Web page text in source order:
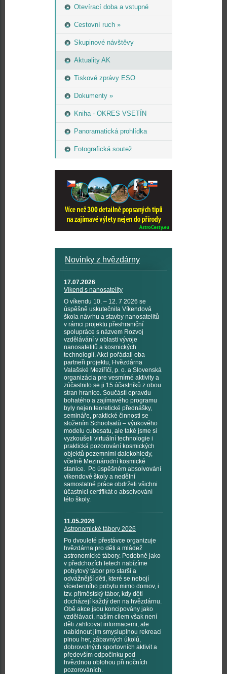
Otevírací doba a vstupné
Cestovní ruch »
Skupinové návštěvy
Aktuality AK
Tiskové zprávy ESO
Dokumenty »
Kniha - OKRES VSETÍN
Panoramatická prohlídka
Fotografická soutež
Novinky z hvězdárny
17.07.2026
Víkend s nanosatelity
O víkendu 10. – 12. 7 2026 se
úspěšně uskutečnila Víkendová
škola návrhu a stavby nanosatelitů
v rámci projektu přeshraniční
spolupráce s názvem Rozvoj
vzdělávání v oblasti vývoje
nanosatelitů a kosmických
technologií. Akci pořádali oba
partneři projektu, Hvězdárna
Valašské Meziříčí, p. o. a Slovenská
organizácia pre vesmírné aktivity a
zúčastnilo se ji 15 účastníků z obou
stran hranice. Součástí opravdu
bohatého a zajímavého programu
byly nejen teoretické přednášky,
semináře, praktické činnosti se
složením Schoolsatů – výukového
modelu cubesatu, ale také jsme si
vyzkoušeli virtuální technologie i
praktická pozorování kosmických
objektů pozemními dalekohledy,
včetně Mezinárodní kosmické
stanice. Po úspěšném absolvování
víkendové školy a nedělní
samostatné práce obdrželi všichni
účastníci certifikát o absolvování
této školy.
11.05.2026
Astronomické tábory 2026
Po dvouleté přestávce organizuje
hvězdárna pro děti a mládež
astronomické tábory. Podobně jako
v předchozích letech nabízíme
pobytový tábor pro starší a
odvážnější děti, které se nebojí
vícedenního pobytu mimo domov, i
tzv. příměstský tábor, kdy děti
docházejí každý den na hvězdárnu.
Obě akce jsou koncipovány jako
vzdělávací, naším cílem však není
děti zahlcovat informacemi, ale
nabídnout jim smysluplnou rekreaci
plnou her, zábavných úkolů,
dobrovolných sportovních aktivit a
především odpočinku pod
hvězdnou oblohou při nočních
pozorováních.